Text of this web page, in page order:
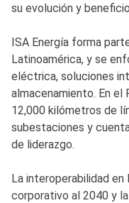
su evolución y
ISA Energía forma
Latinoamérica, y se
eléctrica, soluciones
almacenamiento. En el
12,000 kilómetros de
subestaciones y
de liderazgo.
La interoperabilidad en
corporativo al 2040 y